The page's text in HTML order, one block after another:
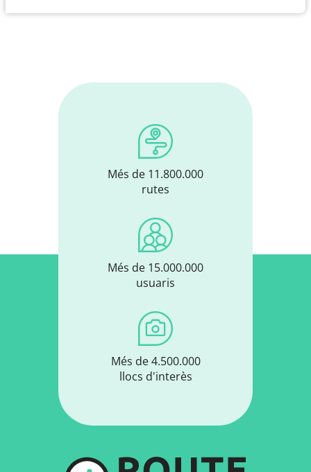
Més de 11.800.000
rutes
Més de 15.000.000
usuaris
Més de 4.500.000
llocs d'interès